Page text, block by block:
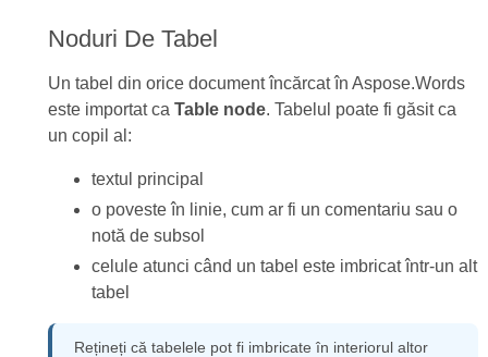
Noduri De Tabel
Un tabel din orice document încărcat în Aspose.Words
este importat ca Table node. Tabelul poate fi găsit ca
un copil al:
textul principal
o poveste în linie, cum ar fi un comentariu sau o
notă de subsol
celule atunci când un tabel este imbricat într-un alt
tabel
Rețineți că tabelele pot fi imbricate în interiorul altor